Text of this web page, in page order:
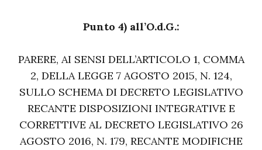
Punto 4) all’O.d.G.:
PARERE, AI SENSI DELL’ARTICOLO 1, COMMA
2, DELLA LEGGE 7 AGOSTO 2015, N. 124,
SULLO SCHEMA DI DECRETO LEGISLATIVO
RECANTE DISPOSIZIONI INTEGRATIVE E
CORRETTIVE AL DECRETO LEGISLATIVO 26
AGOSTO 2016, N. 179, RECANTE MODIFICHE